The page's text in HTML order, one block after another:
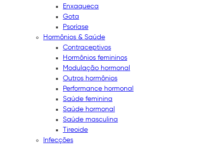
Enxaqueca
Gota
Psoríase
Hormônios & Saúde
Contraceptivos
Hormônios femininos
Modulação hormonal
Outros hormônios
Performance hormonal
Saúde feminina
Saúde hormonal
Saúde masculina
Tireoide
Infecções